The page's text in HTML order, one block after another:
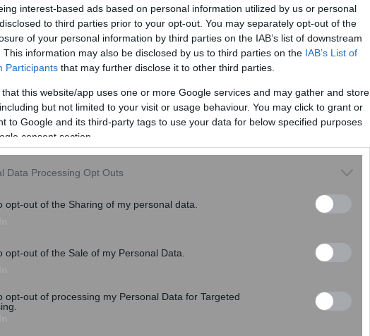
interest-based ads based on personal information utilized by us or personal
to third parties prior to your opt-out. You may separately opt-out of the
of your personal information by third parties on the IAB’s list of downstream
This information may also be disclosed by us to third parties on the IAB’s List of
Participants that may further disclose it to other third parties.
that this website/app uses one or more Google services and may gather and store
but not limited to your visit or usage behaviour. You may click to grant or
to Google and its third-party tags to use your data for below specified purposes
consent section.
Data Processing Opt Outs
opt-out of the Sharing of my personal data.
opt-out of the Sale of my Personal Data.
opt-out of processing my Personal Data for Targeted
δέσμη των δράσεων
στο νέο Πρόγραμμα «Ανταγωνιστικότητα» του
και η σχετική πλατφόρμα θα παραμείνει «ανοιχτή»
του προγράμματος.